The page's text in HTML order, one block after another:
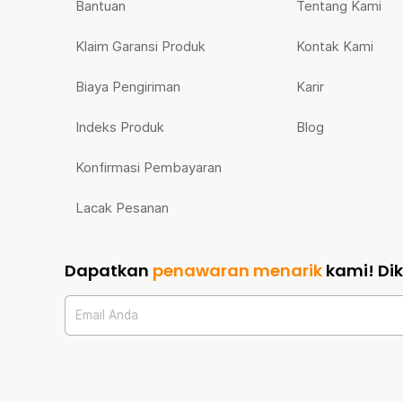
Bantuan
Klaim Garansi Produk
Biaya Pengiriman
Indeks Produk
Konfirmasi Pembayaran
Lacak Pesanan
Tentang Kami
Kontak Kami
Karir
Blog
Dapatkan penawaran menarik kami!
Email Anda